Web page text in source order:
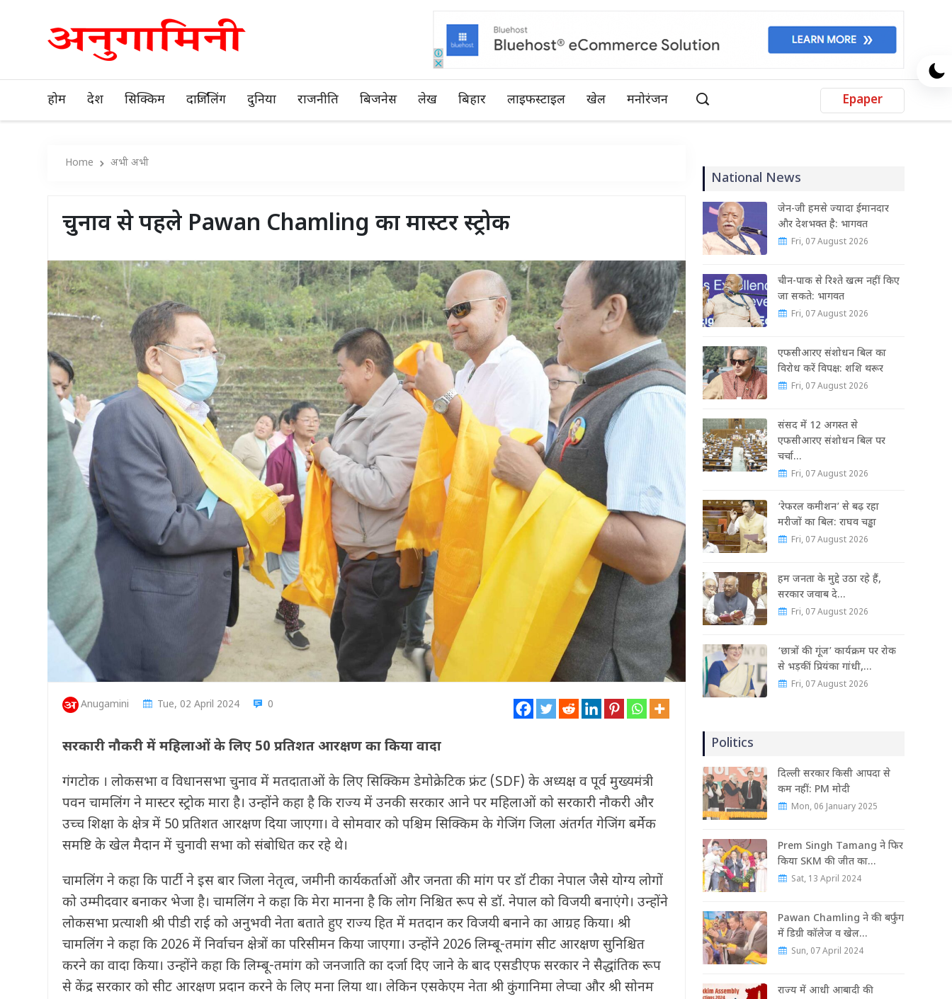
होम देश सिक्किम दार्जिलिंग दुनिया राजनीति बिजनेस लेख बिहार लाइफस्टाइल खेल मनोरंजन Epaper
Home अभी अभी
चुनाव से पहले Pawan Chamling का मास्‍टर स्‍ट्रोक
Anugamini Tue, 02 April 2024 0
सरकारी नौकरी में महिलाओं के‍ लिए 50 प्रतिशत आरक्षण का किया वादा
गंगटोक । लोकसभा व विधानसभा चुनाव में मतदाताओं के लिए सिक्किम डेमोक्रेटिक फ्रंट (SDF) के अध्यक्ष व पूर्व मुख्यमंत्री
पवन चामलिंग ने मास्टर स्ट्रोक मारा है। उन्होंने कहा है कि राज्य में उनकी सरकार आने पर महिलाओं को सरकारी नौकरी और
उच्च शिक्षा के क्षेत्र में 50 प्रतिशत आरक्षण दिया जाएगा। वे सोमवार को पश्चिम सिक्किम के गेजिंग जिला अंतर्गत गेजिंग बर्मेक
समष्टि के खेल मैदान में चुनावी सभा को संबोधित कर रहे थे।
चामलिंग ने कहा कि पार्टी ने इस बार जिला नेतृत्व, जमीनी कार्यकर्ताओं और जनता की मांग पर डॉ टीका नेपाल जैसे योग्य लोगों
को उम्मीदवार बनाकर भेजा है। चामलिंग ने कहा कि मेरा मानना है कि लोग निश्चित रूप से डॉ. नेपाल को विजयी बनाएंगे। उन्होंने
लोकसभा प्रत्याशी श्री पीडी राई को अनुभवी नेता बताते हुए राज्य हित में मतदान कर विजयी बनाने का आग्रह किया। श्री
चामलिंग ने कहा कि 2026 में निर्वाचन क्षेत्रों का परिसीमन किया जाएगा। उन्होंने 2026 लिम्बू-तमांग सीट आरक्षण सुनिश्चित
करने का वादा किया। उन्‍होंने कहा कि लिम्बू-तमांग को जनजाति का दर्जा दिए जाने के बाद एसडीएफ सरकार ने सैद्धांतिक रूप
से केंद्र सरकार को सीट आरक्षण प्रदान करने के लिए मना लिया था। लेकिन एसकेएम नेता श्री कुंगानिमा लेप्चा और श्री सोनम
National News
जेन-जी हमसे ज्यादा ईमानदार
और देशभक्त है: भागवत
Fri, 07 August 2026
चीन-पाक से रिश्ते खत्म नहीं किए
जा सकते: भागवत
Fri, 07 August 2026
एफसीआरए संशोधन बिल का
विरोध करें विपक्ष: शशि थरूर
Fri, 07 August 2026
संसद में 12 अगस्त से
एफसीआरए संशोधन बिल पर
चर्चा…
Fri, 07 August 2026
‘रेफरल कमीशन’ से बढ़ रहा
मरीजों का बिल: राघव चड्ढा
Fri, 07 August 2026
हम जनता के मुद्दे उठा रहे हैं,
सरकार जवाब दे…
Fri, 07 August 2026
‘छात्रों की गूंज’ कार्यक्रम पर रोक
से भड़कीं प्रियंका गांधी,…
Fri, 07 August 2026
Politics
दिल्ली सरकार किसी आपदा से
कम नहीं: PM मोदी
Mon, 06 January 2025
Prem Singh Tamang ने फिर
किया SKM की जीत का…
Sat, 13 April 2024
Pawan Chamling ने की बर्फुंग
में डिग्री कॉलेज व खेल…
Sun, 07 April 2024
राज्‍य में आधी आबादी की